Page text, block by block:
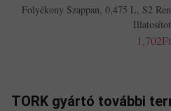
Folyékony Szappan, 0,475 L, S2
1,702Ft
TORK gyártó további